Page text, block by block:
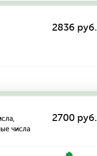
2836 руб.
числа
2700 руб.